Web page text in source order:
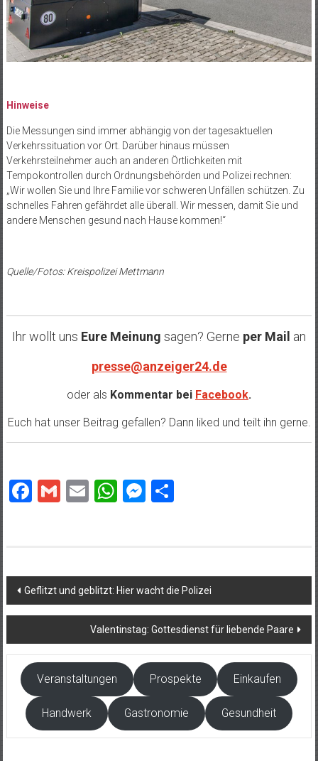
Hinweise
Die Messungen sind immer abhängig von der tagesaktuellen
Verkehrssituation vor Ort. Darüber hinaus müssen
Verkehrsteilnehmer auch an anderen Örtlichkeiten mit
Tempokontrollen durch Ordnungsbehörden und Polizei rechnen:
„Wir wollen Sie und Ihre Familie vor schweren Unfällen schützen. Zu
schnelles Fahren gefährdet alle überall. Wir messen, damit Sie und
andere Menschen gesund nach Hause kommen!“
Quelle/Fotos: Kreispolizei Mettmann
Ihr wollt uns Eure Meinung sagen? Gerne per Mail an
presse@anzeiger24.de
oder als Kommentar bei Facebook.
Euch hat unser Beitrag gefallen? Dann liked und teilt ihn gerne.
Facebook
Gmail
EmailWhatsApp
Messenger
Teilen
Beitragsnavigation
Geflitzt und geblitzt: Hier wacht die Polizei
Valentinstag: Gottesdienst für liebende Paare
Veranstaltungen Prospekte Einkaufen
Handwerk Gastronomie Gesundheit